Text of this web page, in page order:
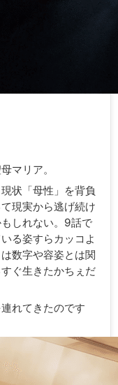
マリア。
状「母性」を背負
現実から逃げ続け
しれない。9話で
る姿すらカッコよ
数字や容姿とは関
ぐ生きたかちぇだ
れてきたのです